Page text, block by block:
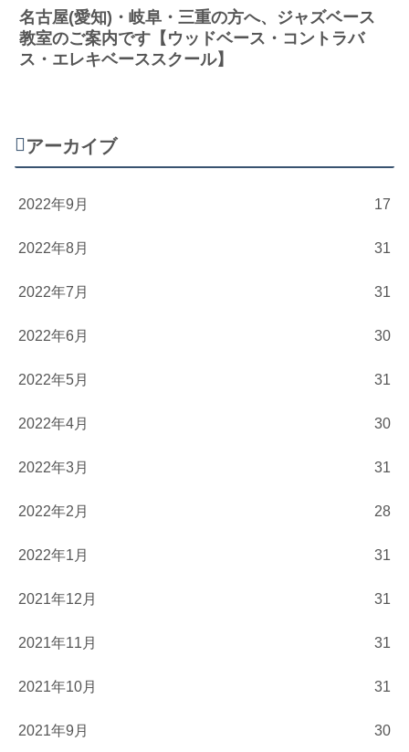
名古屋(愛知)・岐阜・三重の方へ、ジャズベース
教室のご案内です【ウッドベース・コントラバ
ス・エレキベーススクール】
アーカイブ
2022年9月 17
2022年8月 31
2022年7月 31
2022年6月 30
2022年5月 31
2022年4月 30
2022年3月 31
2022年2月 28
2022年1月 31
2021年12月 31
2021年11月 31
2021年10月 31
2021年9月 30